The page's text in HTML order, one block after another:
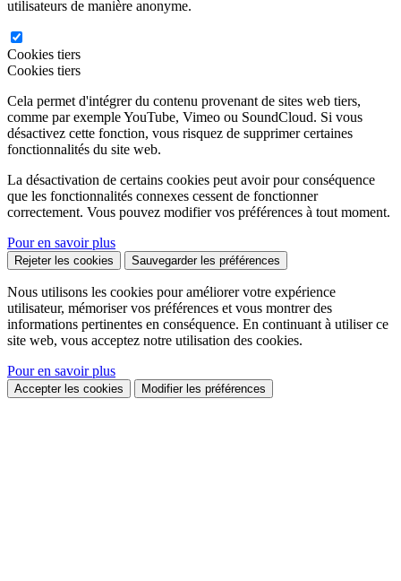
utilisateurs de manière anonyme.
Cookies tiers
Cookies tiers
Cela permet d'intégrer du contenu provenant de sites web tiers,
comme par exemple YouTube, Vimeo ou SoundCloud. Si vous
désactivez cette fonction, vous risquez de supprimer certaines
fonctionnalités du site web.
La désactivation de certains cookies peut avoir pour conséquence
que les fonctionnalités connexes cessent de fonctionner
correctement. Vous pouvez modifier vos préférences à tout moment.
Pour en savoir plus
Rejeter les cookies Sauvegarder les préférences
Nous utilisons les cookies pour améliorer votre expérience
utilisateur, mémoriser vos préférences et vous montrer des
informations pertinentes en conséquence. En continuant à utiliser ce
site web, vous acceptez notre utilisation des cookies.
Pour en savoir plus
Accepter les cookies Modifier les préférences